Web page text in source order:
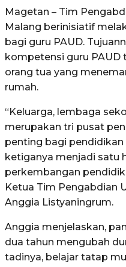
Magetan – Tim
Malang berinisiatif
bagi guru PAUD.
kompetensi guru
orang tua yang
rumah.
“Keluarga, lembaga
merupakan tri pusat
penting bagi pendidikan
ketiganya menjadi satu
perkembangan
Ketua Tim Pengabdian
Anggia Listyaningrum.
Anggia menjelaskan,
dua tahun mengubah
tadinya, belajar tatap